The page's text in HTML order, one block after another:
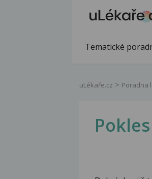
Tematické
uLékaře.cz Poradna